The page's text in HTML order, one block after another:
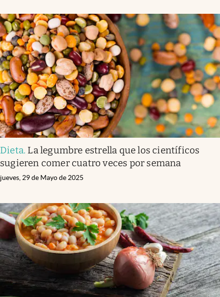
Dieta. La legumbre estrella que los científicos
sugieren comer cuatro veces por semana
jueves, 29 de Mayo de 2025